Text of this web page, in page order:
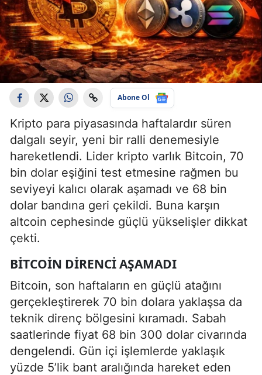
Abone Ol
Kripto para piyasasında haftalardır süren
dalgalı seyir, yeni bir ralli denemesiyle
hareketlendi. Lider kripto varlık Bitcoin, 70
bin dolar eşiğini test etmesine rağmen bu
seviyeyi kalıcı olarak aşamadı ve 68 bin
dolar bandına geri çekildi. Buna karşın
altcoin cephesinde güçlü yükselişler dikkat
çekti.
BITCOIN DIRENCI AŞAMADI
Bitcoin, son haftaların en güçlü atağını
gerçekleştirerek 70 bin dolara yaklaşsa da
teknik direnç bölgesini kıramadı. Sabah
saatlerinde fiyat 68 bin 300 dolar civarında
dengelendi. Gün içi işlemlerde yaklaşık
yüzde 5’lik bant aralığında hareket eden